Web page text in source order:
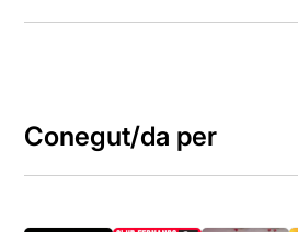
Conegut/da per